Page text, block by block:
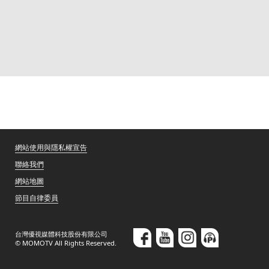
網站使用與隱私權宣告
聯絡我們
網站地圖
節目自律委員
台灣優視媒體科技股份有限公司
© MOMOTV All Rights Reserved.